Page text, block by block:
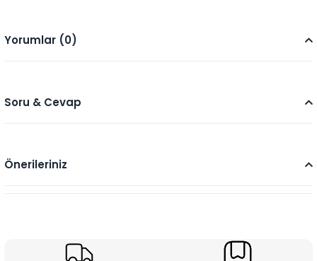
Yorumlar (0)
Soru & Cevap
Önerileriniz